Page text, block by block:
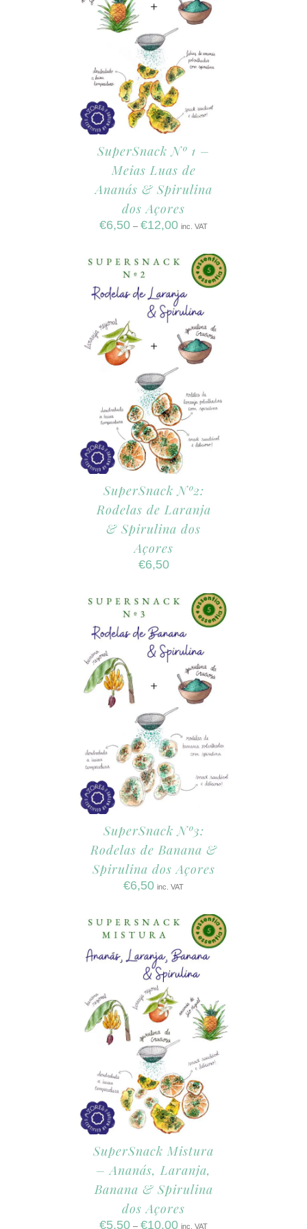
SuperSnack Nº 1 –
Meias Luas de
Ananás & Spirulina
dos Açores
€6,50 – €12,00 inc. VAT
SuperSnack Nº2:
Rodelas de Laranja
& Spirulina dos
Açores
€6,50
SuperSnack Nº3:
Rodelas de Banana &
Spirulina dos Açores
€6,50 inc. VAT
SuperSnack Mistura
– Ananás, Laranja,
Banana & Spirulina
dos Açores
€5,50 – €10,00 inc. VAT